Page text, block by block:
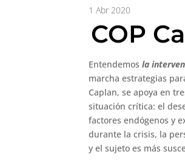
1 Abr 2020
COP
Entendemos la
marcha estrategias
Caplan, se apoya en
situación crítica: el
factores endógenos y
durante la crisis, la
y el sujeto es más